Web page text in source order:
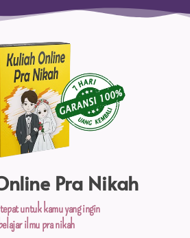
Pra Nikah
untuk kamu yang ingin​
belajar ilmu pra nikah